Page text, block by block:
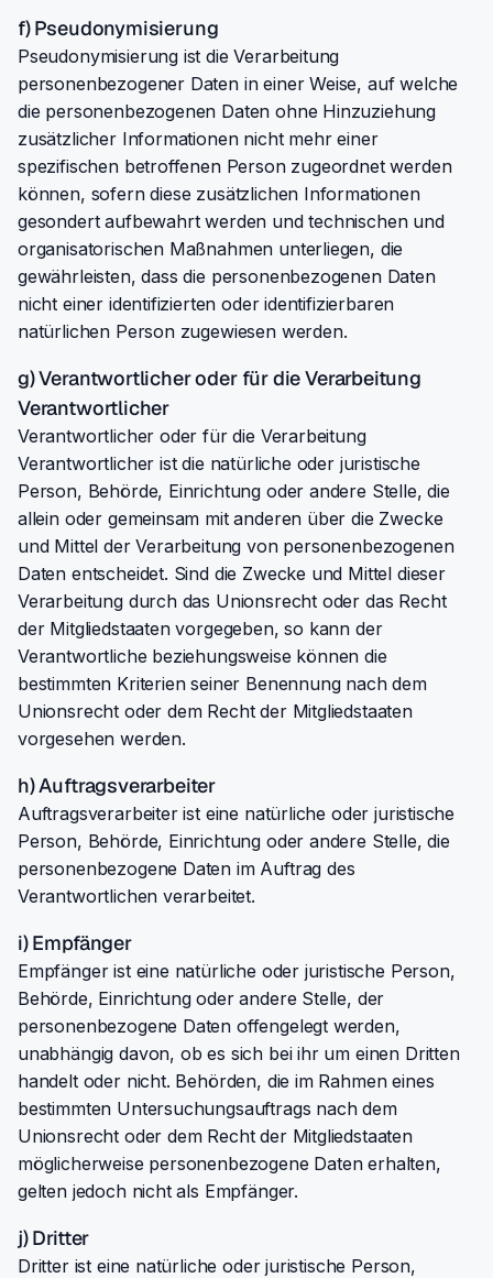
f) Pseudonymisierung
Pseudonymisierung ist die Verarbeitung
personenbezogener Daten in einer Weise, auf welche
die personenbezogenen Daten ohne Hinzuziehung
zusätzlicher Informationen nicht mehr einer
spezifischen betroffenen Person zugeordnet werden
können, sofern diese zusätzlichen Informationen
gesondert aufbewahrt werden und technischen und
organisatorischen Maßnahmen unterliegen, die
gewährleisten, dass die personenbezogenen Daten
nicht einer identifizierten oder identifizierbaren
natürlichen Person zugewiesen werden.
g) Verantwortlicher oder für die Verarbeitung
Verantwortlicher
Verantwortlicher oder für die Verarbeitung
Verantwortlicher ist die natürliche oder juristische
Person, Behörde, Einrichtung oder andere Stelle, die
allein oder gemeinsam mit anderen über die Zwecke
und Mittel der Verarbeitung von personenbezogenen
Daten entscheidet. Sind die Zwecke und Mittel dieser
Verarbeitung durch das Unionsrecht oder das Recht
der Mitgliedstaaten vorgegeben, so kann der
Verantwortliche beziehungsweise können die
bestimmten Kriterien seiner Benennung nach dem
Unionsrecht oder dem Recht der Mitgliedstaaten
vorgesehen werden.
h) Auftragsverarbeiter
Auftragsverarbeiter ist eine natürliche oder juristische
Person, Behörde, Einrichtung oder andere Stelle, die
personenbezogene Daten im Auftrag des
Verantwortlichen verarbeitet.
i) Empfänger
Empfänger ist eine natürliche oder juristische Person,
Behörde, Einrichtung oder andere Stelle, der
personenbezogene Daten offengelegt werden,
unabhängig davon, ob es sich bei ihr um einen Dritten
handelt oder nicht. Behörden, die im Rahmen eines
bestimmten Untersuchungsauftrags nach dem
Unionsrecht oder dem Recht der Mitgliedstaaten
möglicherweise personenbezogene Daten erhalten,
gelten jedoch nicht als Empfänger.
j) Dritter
Dritter ist eine natürliche oder juristische Person,